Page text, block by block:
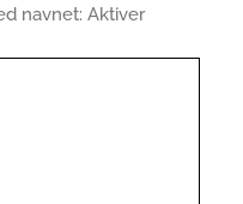
navnet: Aktiver